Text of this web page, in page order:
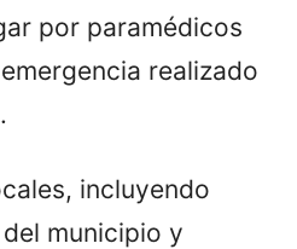
por paramédicos
realizado
incluyendo
municipio y